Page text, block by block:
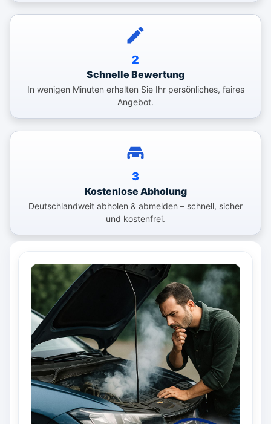
2
Schnelle Bewertung
In wenigen Minuten erhalten Sie Ihr persönliches, faires
Angebot.
3
Kostenlose Abholung
Deutschlandweit abholen & abmelden – schnell, sicher
und kostenfrei.